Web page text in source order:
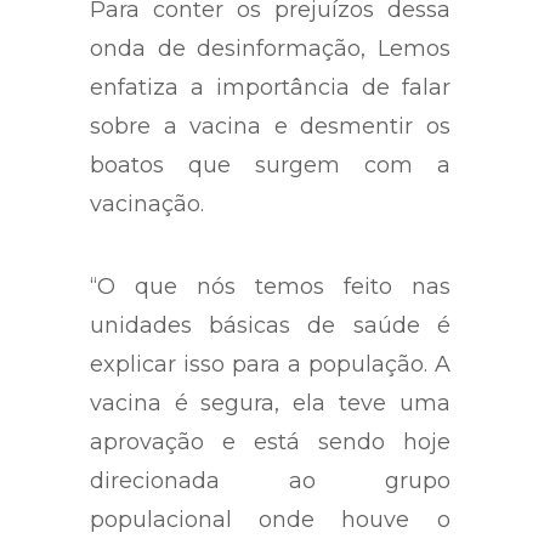
Para conter os prejuízos dessa
onda de desinformação, Lemos
enfatiza a importância de falar
sobre a vacina e desmentir os
boatos que surgem com a
vacinação.
“O que nós temos feito nas
unidades básicas de saúde é
explicar isso para a população. A
vacina é segura, ela teve uma
aprovação e está sendo hoje
direcionada ao grupo
populacional onde houve o